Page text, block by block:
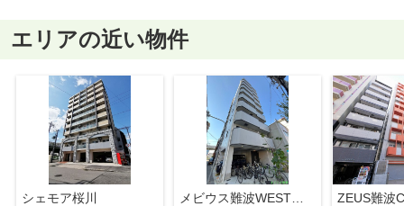
エリアの近い物件
シェモア桜川
メビウス難波WESTレジデンス
ZEUS難波